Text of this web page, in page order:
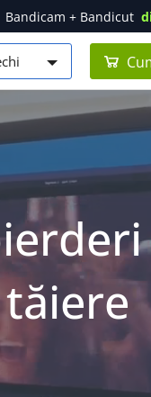
Bandicam + Bandicut